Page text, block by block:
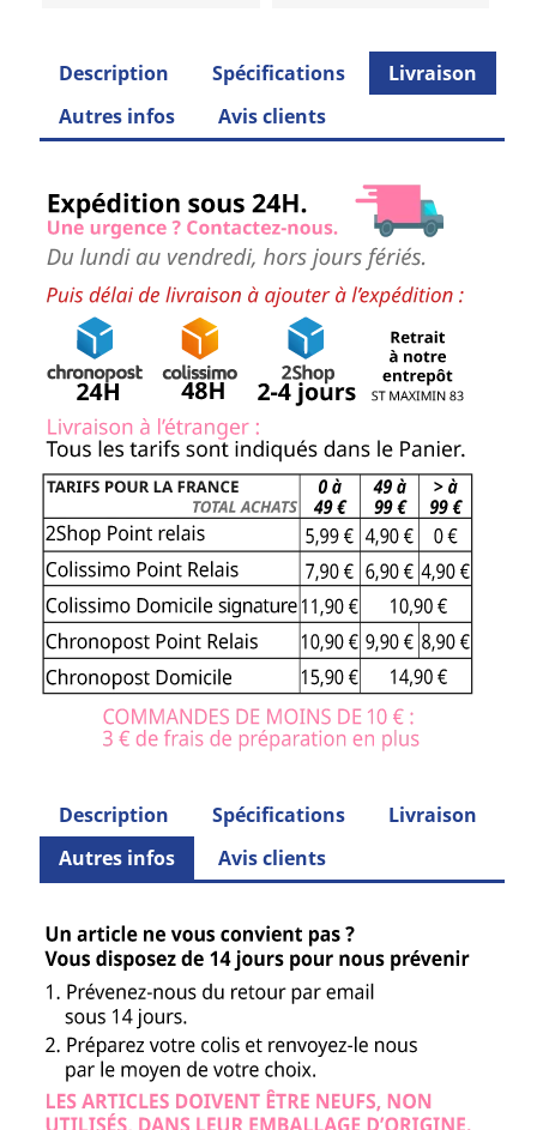
Description Spécifications
Livraison
Autres infos
Avis clients
Description Spécifications
Livraison
Autres infos
Avis clients